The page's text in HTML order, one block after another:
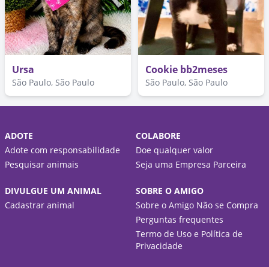
Ursa
São Paulo, São Paulo
Cookie bb2meses
São Paulo, São Paulo
ADOTE
Adote com responsabilidade
Pesquisar animais
COLABORE
Doe qualquer valor
Seja uma Empresa Parceira
DIVULGUE UM ANIMAL
Cadastrar animal
SOBRE O AMIGO
Sobre o Amigo Não se Compra
Perguntas frequentes
Termo de Uso e Política de
Privacidade